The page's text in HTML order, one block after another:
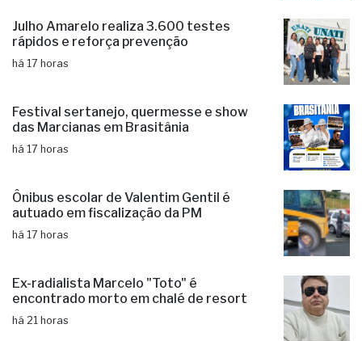
Julho Amarelo realiza 3.600 testes
rápidos e reforça prevenção
há 17 horas
Festival sertanejo, quermesse e show
das Marcianas em Brasitânia
há 17 horas
Ônibus escolar de Valentim Gentil é
autuado em fiscalização da PM
há 17 horas
Ex-radialista Marcelo "Toto" é
encontrado morto em chalé de resort
há 21 horas